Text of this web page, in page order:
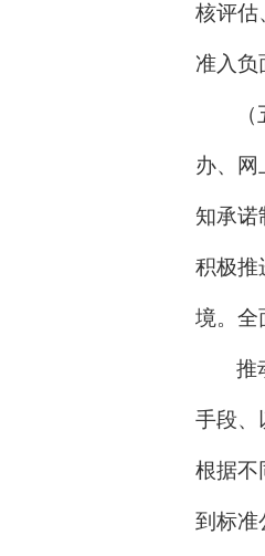
核评估
准入负
办、网
知承诺
积极推
境。全
推
手段、
根据不
到标准